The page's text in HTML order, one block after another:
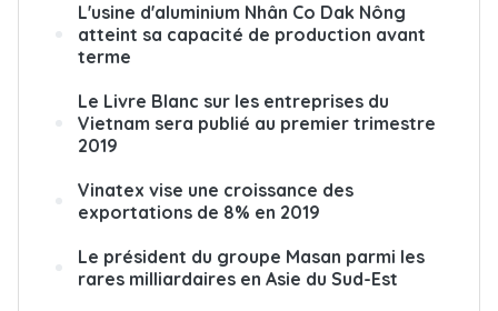
L'usine d'aluminium Nhân Co Dak Nông
atteint sa capacité de production avant
terme
Le Livre Blanc sur les entreprises du
Vietnam sera publié au premier trimestre
2019
Vinatex vise une croissance des
exportations de 8% en 2019
Le président du groupe Masan parmi les
rares milliardaires en Asie du Sud-Est